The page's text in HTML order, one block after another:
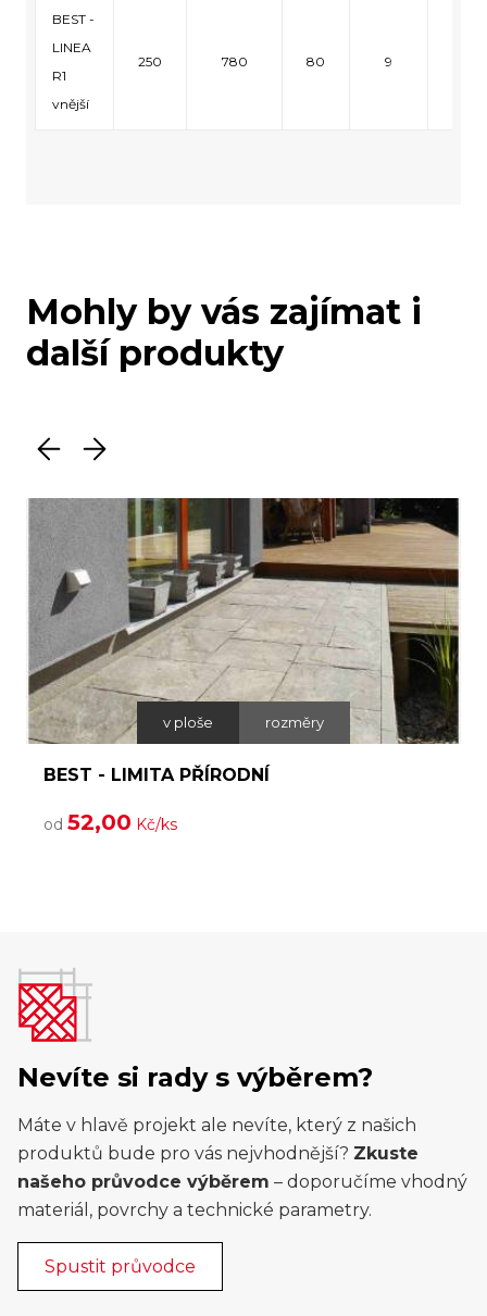
BEST -
LINEA
R1
vnější
250 780 80 9
Mohly by vás zajímat i
další produkty
v ploše rozměry
BEST - LIMITA PŘÍRODNÍ
od 52,00 Kč/ks
Nevíte si rady s výběrem?
Máte v hlavě projekt ale nevíte, který z našich
produktů bude pro vás nejvhodnější? Zkuste
našeho průvodce výběrem – doporučíme vhodný
materiál, povrchy a technické parametry.
Spustit průvodce